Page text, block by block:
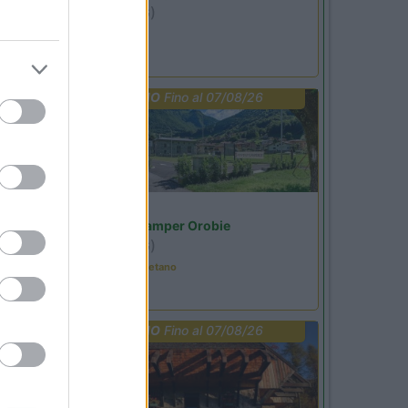
(BG)
PROMOFino al 07/08/26
Area Sosta Camper Orobie
(BG)
Tributo a Rino Gaetano
PROMOFino al 07/08/26